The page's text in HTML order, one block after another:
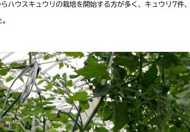
ハウスキュウリの栽培を開始する方が多く、キュウリ7件